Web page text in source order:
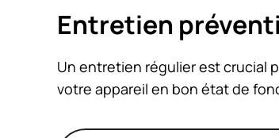
Entretien
Un entretien régulier est crucial
votre appareil en bon état de